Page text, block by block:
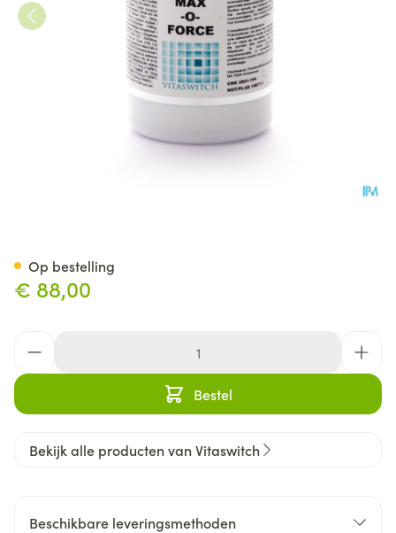
€ 88,00
Bestel
Op bestelling
Bekijk alle producten van Vitaswitch
Beschikbare leveringsmethoden